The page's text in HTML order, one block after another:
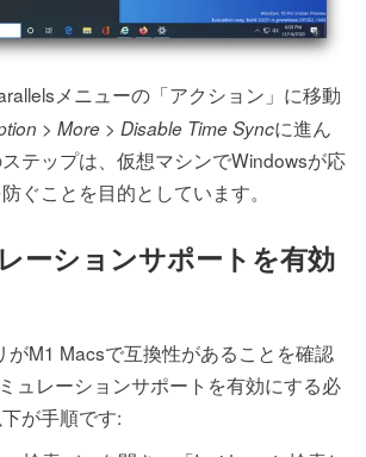
メニューの「アクション」に移動
> More > Disable Time Syncに進ん
テップは、仮想マシンでWindowsが応
ぐことを目的としています。
ーションサポートを有効
がM1 Macsで互換性があることを確認
ュレーションサポートを有効にする必
が手順です: